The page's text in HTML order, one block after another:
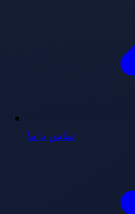
تماس با ما